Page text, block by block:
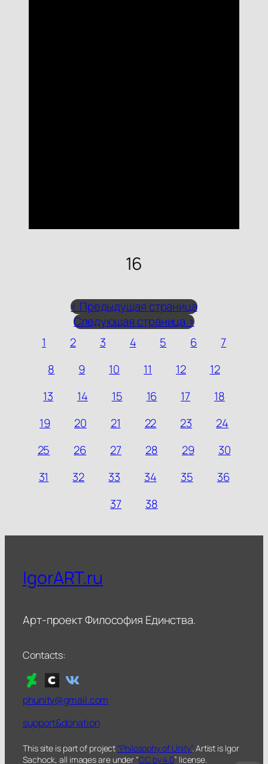
16
< Предыдущая страница
Следующая страница >
1
2 3 4 5 6
7
8
9 10 11 12
12
13
14 15 16 17
18
19
20 21 22 23
24
25
26 27 28 29
30
31
32 33 34 35
36
37
38
IgorART.ru
Арт-проект Философия Единства.
Contacts:
phunity@gmail.com
support&donation
This site is part of project “Philosophy of Unity”. Artist is Igor
Sachock, all images are under “CC by 4.0” license.